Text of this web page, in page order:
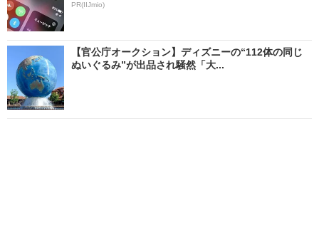
PR(IIJmio)
【官公庁オークション】ディズニーの“112体の同じ
ぬいぐるみ”が出品され騒然「大...